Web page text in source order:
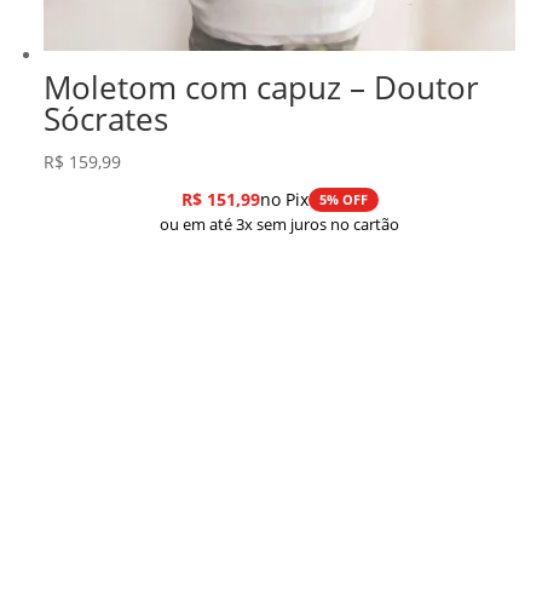
Moletom com capuz – Doutor
Sócrates
R$ 159,99
R$151,99no Pix 5% OFF
ou em até 3x sem juros no cartão